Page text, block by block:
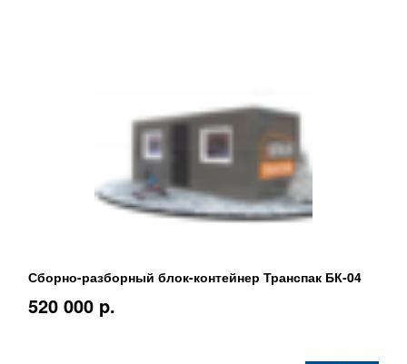
Сборно-разборный блок-контейнер Транспак БК-04
520 000 p.